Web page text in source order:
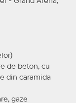
de beton, cu
din caramida
gaze